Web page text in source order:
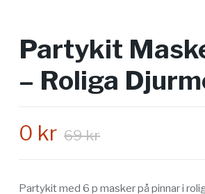
Partykit
– Roliga
0 kr 69 kr
Partykit med 6 p masker på pinnar i